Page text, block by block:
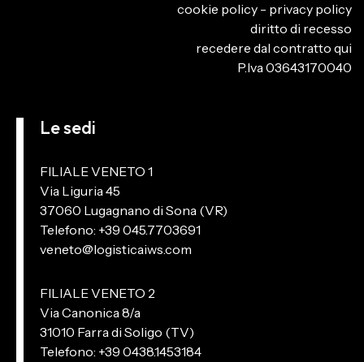
cookie policy - privacy policy
diritto di recesso
recedere dal contratto qui
P.Iva 03643170040
Le sedi
FILIALE VENETO 1
Via Liguria 45
37060 Lugagnano di Sona (VR)
Telefono: +39 045.7703691
veneto@logisticaiws.com
FILIALE VENETO 2
Via Canonica 8/a
31010 Farra di Soligo (TV)
Telefono: +39 0438.1453184